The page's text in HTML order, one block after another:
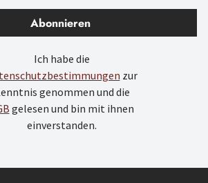
Abonnieren
Ich habe die
zur
genommen und die
gelesen und bin mit ihnen
einverstanden.